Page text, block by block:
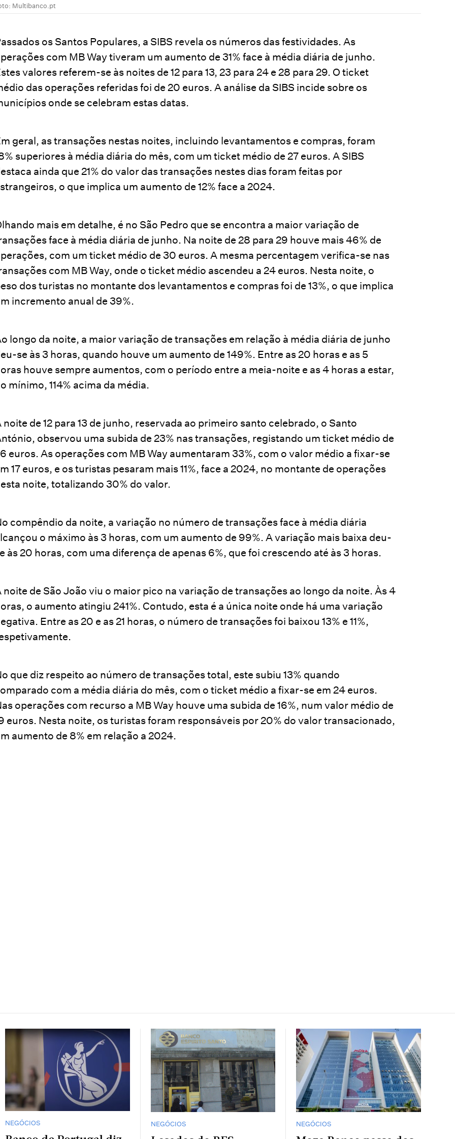
Multibanco.pt
os Santos Populares, a SIBS revela os números das festividades. As
com MB Way tiveram um aumento de 31% face à média diária de junho.
valores referem-se às noites de 12 para 13, 23 para 24 e 28 para 29. O ticket
das operações referidas foi de 20 euros. A análise da SIBS incide sobre os
onde se celebram estas datas.
geral, as transações nestas noites, incluindo levantamentos e compras, foram
superiores à média diária do mês, com um ticket médio de 27 euros. A SIBS
ainda que 21% do valor das transações nestes dias foram feitas por
o que implica um aumento de 12% face a 2024.
mais em detalhe, é no São Pedro que se encontra a maior variação de
face à média diária de junho. Na noite de 28 para 29 houve mais 46% de
com um ticket médio de 30 euros. A mesma percentagem verifica-se nas
com MB Way, onde o ticket médio ascendeu a 24 euros. Nesta noite, o
dos turistas no montante dos levantamentos e compras foi de 13%, o que implica
incremento anual de 39%.
longo da noite, a maior variação de transações em relação à média diária de junho
se às 3 horas, quando houve um aumento de 149%. Entre as 20 horas e as 5
houve sempre aumentos, com o período entre a meia-noite e as 4 horas a estar,
mínimo, 114% acima da média.
noite de 12 para 13 de junho, reservada ao primeiro santo celebrado, o Santo
observou uma subida de 23% nas transações, registando um ticket médio de
euros. As operações com MB Way aumentaram 33%, com o valor médio a fixar-se
17 euros, e os turistas pesaram mais 11%, face a 2024, no montante de operações
noite, totalizando 30% do valor.
compêndio da noite, a variação no número de transações face à média diária
o máximo às 3 horas, com um aumento de 99%. A variação mais baixa deu-
às 20 horas, com uma diferença de apenas 6%, que foi crescendo até às 3 horas.
noite de São João viu o maior pico na variação de transações ao longo da noite. Às 4
o aumento atingiu 241%. Contudo, esta é a única noite onde há uma variação
Entre as 20 e as 21 horas, o número de transações foi baixou 13% e 11%,
que diz respeito ao número de transações total, este subiu 13% quando
com a média diária do mês, com o ticket médio a fixar-se em 24 euros.
operações com recurso a MB Way houve uma subida de 16%, num valor médio de
euros. Nesta noite, os turistas foram responsáveis por 20% do valor transacionado,
aumento de 8% em relação a 2024.
NEGÓCIOS NEGÓCIOS NEGÓCIOS